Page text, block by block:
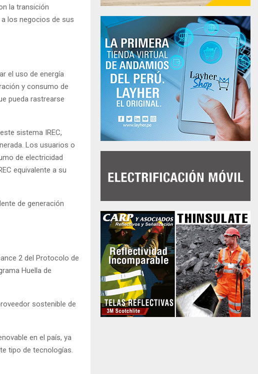
la transición
los negocios de sus
el uso de energía
y consumo de
pueda rastrearse
sistema IREC,
Los usuarios o
de electricidad
equivalente a su
de generación
2 del Protocolo de
Huella de
sostenible de
en el país, ya
tipo de tecnologías.